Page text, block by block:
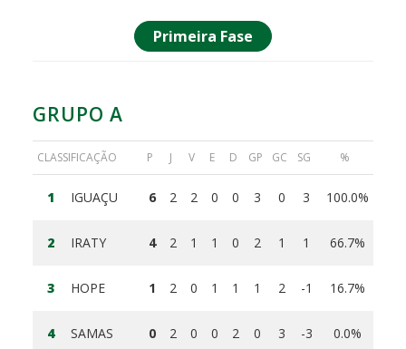
Primeira Fase
GRUPO A
CLASSIFICAÇÃO P J V E D GP GC SG %
1 IGUAÇU 6 2 2 0 0 3 0 3 100.0%
2 IRATY 4 2 1 1 0 2 1 1 66.7%
3 HOPE 1 2 0 1 1 1 2 -1 16.7%
4 SAMAS 0 2 0 0 2 0 3 -3 0.0%